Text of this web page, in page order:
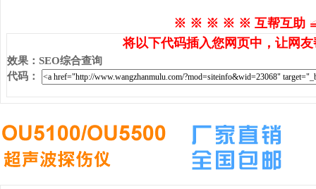
※ ※ ※ ※ ※ 互帮互助
将以下代码插入您网页中，让网
效果 ： SEO综合查询
代码 ：